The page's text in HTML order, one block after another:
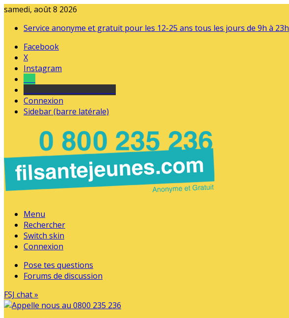
samedi, août 8 2026
Service anonyme et gratuit pour les 12-25 ans tous les jours de 9h à 23h
Facebook
X
Instagram
Connexion
Sidebar (barre latérale)
Menu
Rechercher
Switch skin
Connexion
Pose tes questions
Forums de discussion
FSJ chat »